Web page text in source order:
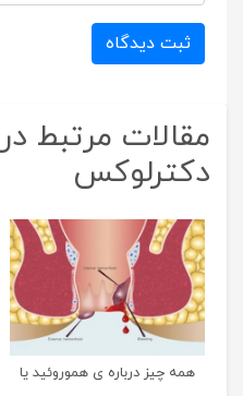
ثبت دیدگاه
مقالات مرتبط
دکترلوکس
همه چیز درباره ی هموروئید یا